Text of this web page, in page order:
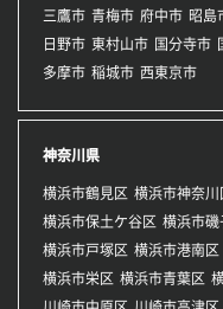
三鷹市 青梅市 府中市 昭島
日野市 東村山市 国分寺市
多摩市 稲城市 西東京市
神奈川県
横浜市鶴見区 横浜市神奈川
横浜市保土ケ谷区 横浜市磯
横浜市戸塚区 横浜市港南区
横浜市栄区 横浜市青葉区